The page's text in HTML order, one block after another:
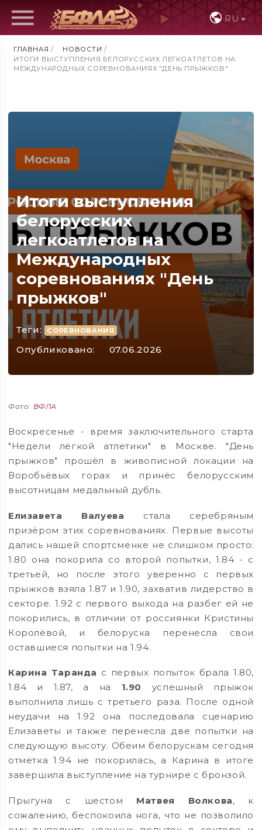
RU
ГЛАВНАЯ / НОВОСТИ /
ИТОГИ ВЫСТУПЛЕНИЯ БЕЛОРУССКИХ ЛЕГКОАТЛЕТОВ НА
МЕЖДУНАРОДНЫХ СОРЕВНОВАНИЯХ "ДЕНЬ ПРЫЖКОВ"
Итоги выступления
белорусских
легкоатлетов на
Международных
соревнованиях "День
прыжков"
Теги: СОРЕВНОВАНИЯ
Опубликовано: 07.06.2026
Фото: ВФЛА
Воскресенье - время заключительного старта
"Недели лёгкой атлетики" в Москве. "День
прыжков" прошёл в живописной локации на
Воробьёвых горах и принёс белорусским
высотницам медальный дубль.
Елизавета Валуева стала серебряным
призёром этих соревнованиях. Первые высоты
дались нашей спортсменке не слишком просто:
1.80 она покорила со второй попытки, 1.84 - с
третьей, но после этого уверенно с первых
прыжков взяла 1.87 и 1.90, захватив лидерство в
секторе. 1.92 с первого выхода на разбег ей не
покорились, в отличии от россиянки Кристины
Королёвой, и белоруска перенесла свои
оставшиеся попытки на 1.94.
Карина Таранда с первых попыток брала 1.80,
1.84 и 1.87, а на 1.90
успешный прыжок
выполнила лишь с третьего раза. После одной
неудачи на 1.92 она последовала сценарию
Елизаветы и также перенесла две попытки на
следующую высоту. Обеим белорускам сегодня
отметка 1.94 не покорилась, а Карина в итоге
завершила выступление на турнире с бронзой.
Прыгуна с шестом Матвея Волкова, к
сожалению, беспокоила нога, что не позволило